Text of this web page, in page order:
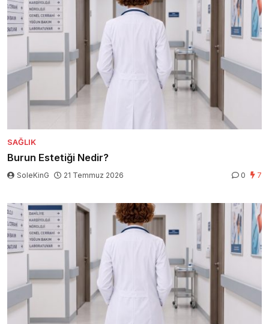
SAĞLIK
Burun Estetiği Nedir?
SoleKinG 21 Temmuz 2026 0 7